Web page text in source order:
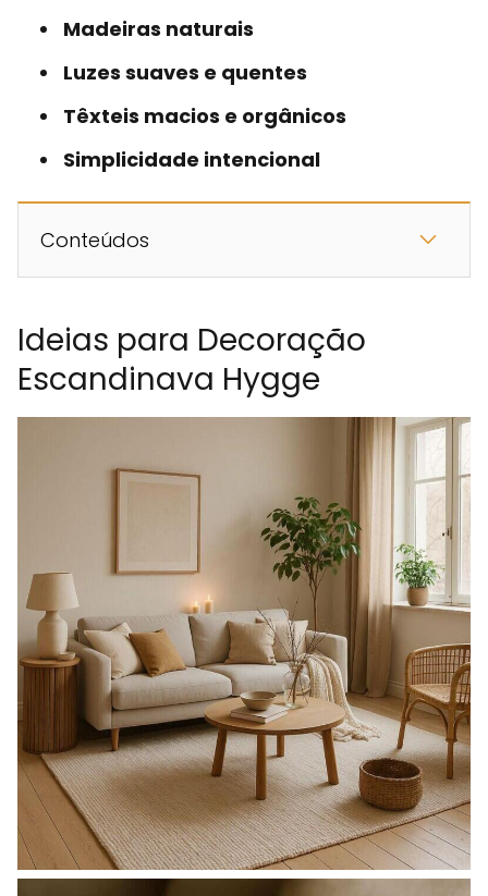
Madeiras naturais
Luzes suaves e quentes
Têxteis macios e orgânicos
Simplicidade intencional
Conteúdos
Ideias para Decoração
Escandinava Hygge